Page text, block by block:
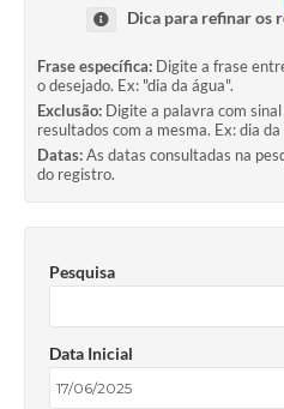
Dica para refinar os
Frase específica: Digite a frase
o desejado. Ex: "dia da água".
Exclusão: Digite a palavra com
resultados com a mesma. Ex: dia da
Datas:As datas consultadas na
do registro.
Pesquisa
Data Inicial